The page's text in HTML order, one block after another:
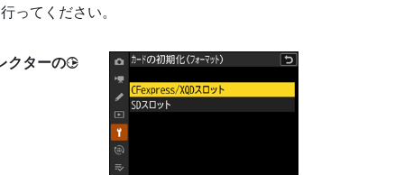
ってください。
クターの2